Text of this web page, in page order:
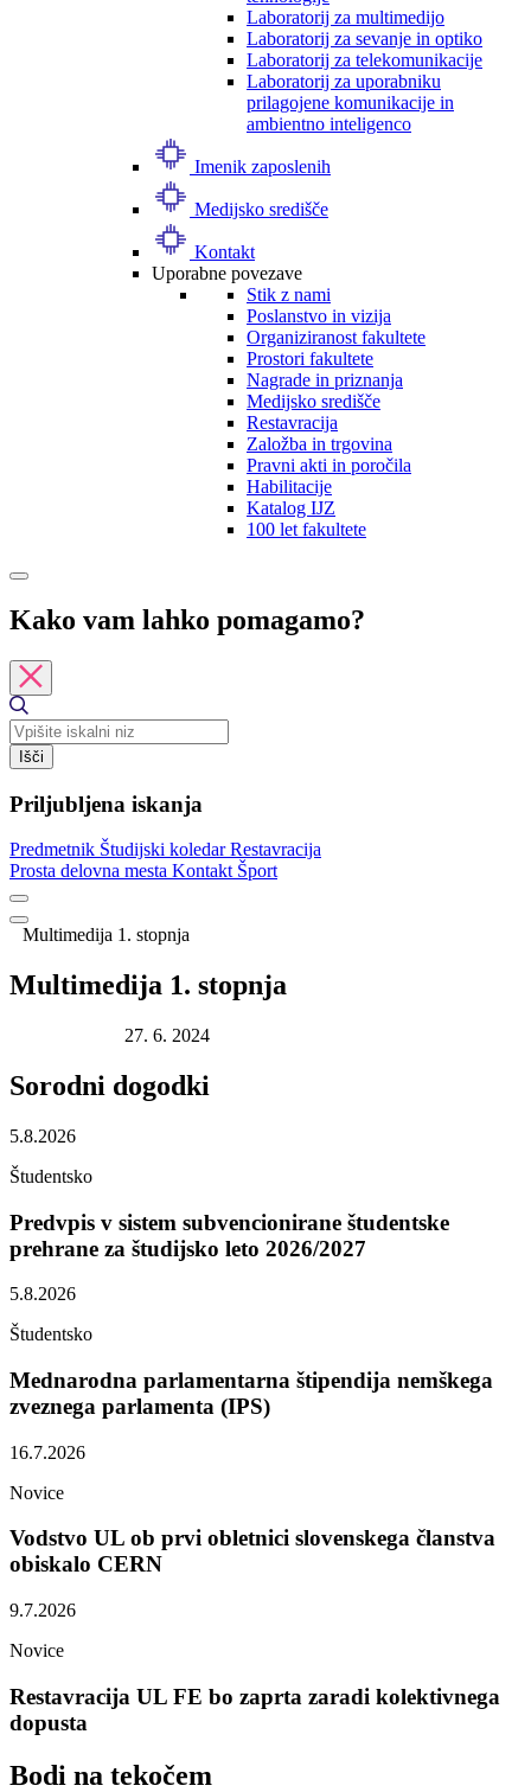
Laboratorij za multimedijo
Laboratorij za sevanje in optiko
Laboratorij za telekomunikacije
Laboratorij za uporabniku
prilagojene komunikacije in
ambientno inteligenco
Imenik zaposlenih
Medijsko središče
Kontakt
Uporabne povezave
Stik z nami
Poslanstvo in vizija
Organiziranost fakultete
Prostori fakultete
Nagrade in priznanja
Medijsko središče
Restavracija
Založba in trgovina
Pravni akti in poročila
Habilitacije
Katalog IJZ
100 let fakultete
Kako vam lahko pomagamo?
Išči
Priljubljena iskanja
Predmetnik Študijski koledarRestavracija
Prosta delovna mesta Kontakt Šport
Multimedija 1. stopnja
Multimedija 1. stopnja
27. 6. 2024
Sorodni dogodki
5.8.2026
Študentsko
Predvpis v sistem subvencionirane študentske
prehrane za študijsko leto 2026/2027
5.8.2026
Študentsko
Mednarodna parlamentarna štipendija nemškega
zveznega parlamenta (IPS)
16.7.2026
Novice
Vodstvo UL ob prvi obletnici slovenskega članstva
obiskalo CERN
9.7.2026
Novice
Restavracija UL FE bo zaprta zaradi kolektivnega
dopusta
Bodi na tekočem